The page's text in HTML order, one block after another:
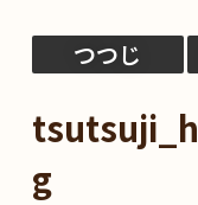
つつじ
g